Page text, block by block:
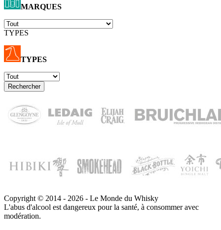
MARQUES
TYPES
TYPES
Copyright © 2014 - 2026 - Le Monde du Whisky
L'abus d'alcool est dangereux pour la santé, à consommer avec
modération.